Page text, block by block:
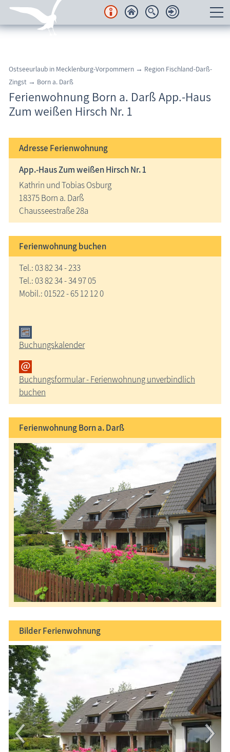
Regionales
Urlaubsorte
Karten
Freizeit
Wissenswertes
Veranstaltungen
Blog
Ostseeurlaub in Mecklenburg-Vorpommern → Region Fischland-Darß-
Zingst → Born a. Darß
Ferienwohnung Born a. Darß App.-Haus
Zum weißen Hirsch Nr. 1
Adresse Ferienwohnung
App.-Haus Zum weißen Hirsch Nr. 1
Kathrin und Tobias Osburg
18375 Born a. Darß
Chausseestraße 28a
Ferienwohnung buchen
Tel.: 03 82 34 - 233
Tel.: 03 82 34 - 34 97 05
Mobil.: 01522 - 65 12 12 0
Buchungskalender
Buchungsformular - Ferienwohnung unverbindlich
buchen
Ferienwohnung Born a. Darß
BilderFerienwohnung